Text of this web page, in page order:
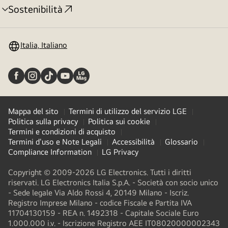
Sostenibilità
Attivazione
Italia, Italiano
Mappa del sito
Termini di utilizzo del servizio LGE
Politica sulla privacy
Politica sui cookie
Termini e condizioni di acquisto
Termini d'uso e Note Legali
Accessibilità
Glossario
Compliance Information
LG Privacy
Copyright © 2009-2026 LG Electronics. Tutti i diritti
riservati. LG Electronics Italia S.p.A. - Società con socio unico
- Sede legale Via Aldo Rossi 4, 20149 Milano - Iscriz.
Registro Imprese Milano - codice Fiscale e Partita IVA
11704130159 - REA n. 1492318 - Capitale Sociale Euro
1.000.000 i.v. - Iscrizione Registro AEE IT08020000002343​